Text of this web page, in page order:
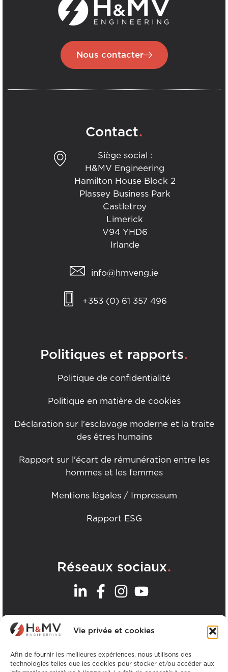
Vie privée et cookies
Afin de fournir les meilleures expériences, nous utilisons des
technologies telles que les cookies pour stocker et/ou accéder aux
Nous contacter
Contact.
Siège social :
H&MV Engineering
Hamilton House Block 2
Plassey Business Park
Castletroy
Limerick
V94 YHD6
Irlande
info@hmveng.ie
+353 (0) 61 357 496
Politiques et rapports.
Politique de confidentialité
Politique en matière de cookies
Déclaration sur l'esclavage moderne et la traite
des êtres humains
Rapport sur l'écart de rémunération entre les
hommes et les femmes
Mentions légales / Impressum
Rapport ESG
Réseaux sociaux.
Nos bureaux
Voir tous les bureaux de H&MV